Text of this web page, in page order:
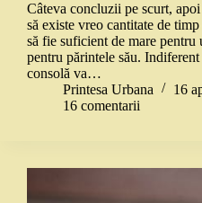
Câteva concluzii pe scurt,
să existe vreo cantitate de
să fie suficient de mare pentru
pentru părintele său.
consolă va…
Printesa Urbana
16
16 comentarii